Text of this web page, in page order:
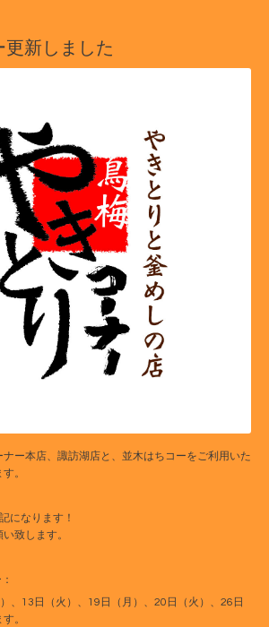
更新しました
ー本店、諏訪湖店と、並木はちコーをご利用いた
。
になります！
致します。
、13日（火）、19日（月）、20日（火）、26日
。